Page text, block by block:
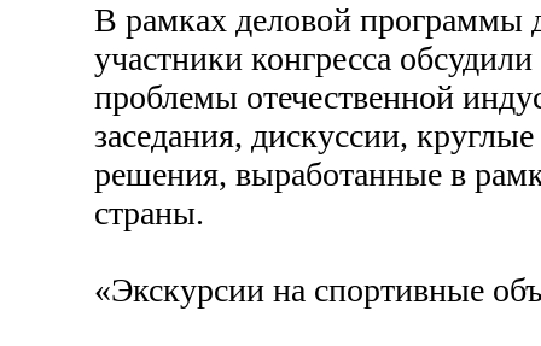
В рамках деловой программы
участники конгресса
проблемы отечественной
заседания, дискуссии,
решения, выработанные в
страны.
«Экскурсии на спортивные